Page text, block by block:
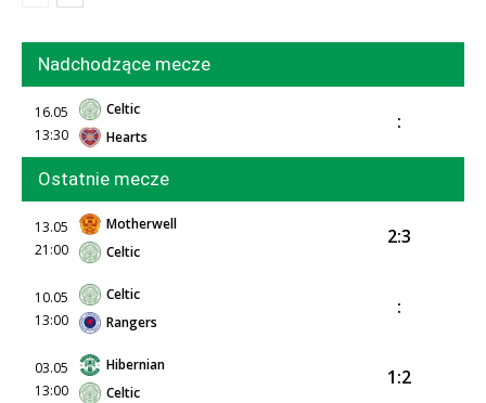
Nadchodzące mecze
16.05
13:30
Celtic
Hearts
:
Ostatnie mecze
13.05
21:00
Motherwell
Celtic
2:3
10.05
13:00
Celtic
Rangers
:
03.05
13:00
Hibernian
Celtic
1:2